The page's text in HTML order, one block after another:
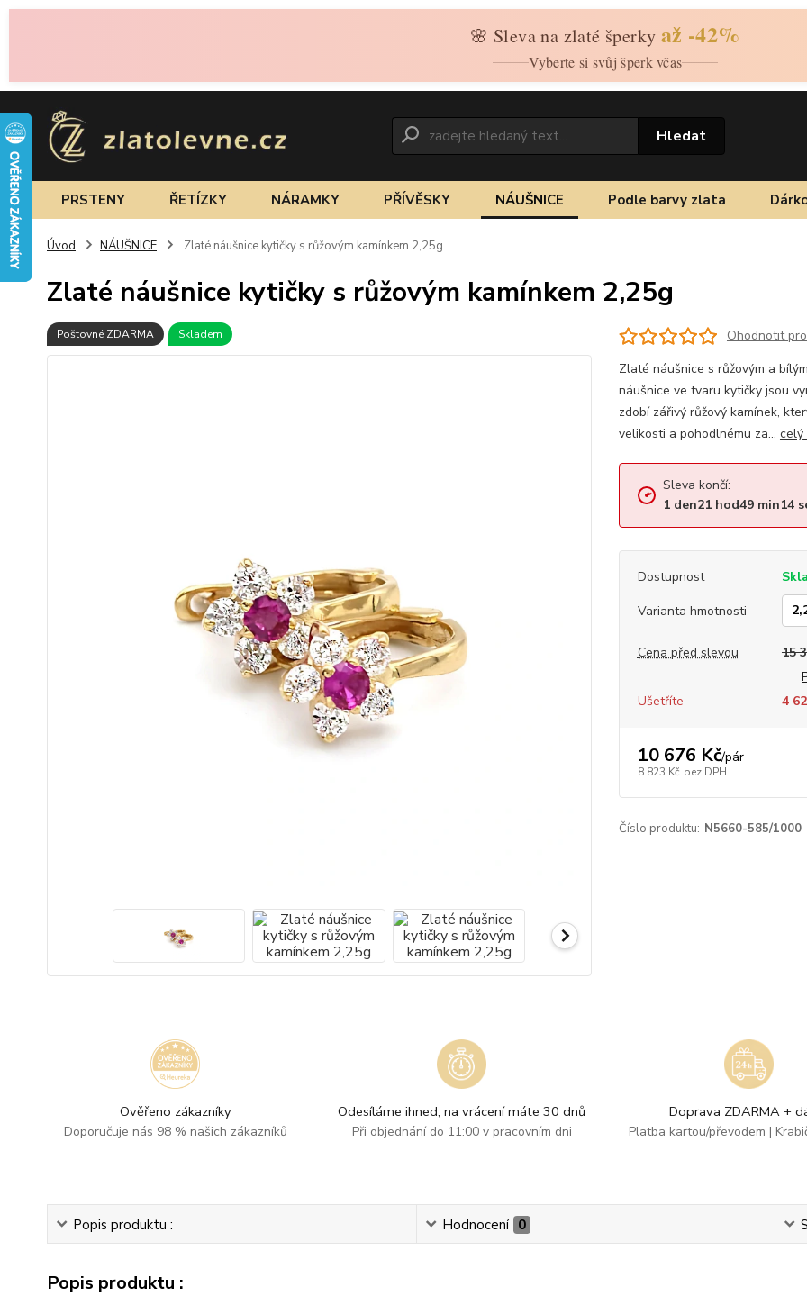
🌸 Sleva na zlaté šperky až -42%
Vyberte si svůj šperk včas
Hledat
PRSTENY ŘETÍZKY NÁRAMKY PŘÍVĚSKY NÁUŠNICE Podle barvy zlata
Úvod NÁUŠNICE Zlaté náušnice kytičky s růžovým kamínkem 2,25g
Zlaté náušnice kytičky s růžovým kamínkem 2,25g
Poštovné ZDARMA Skladem
Ohodnotit
Zlaté náušnice s růžovým a
náušnice ve tvaru kytičky jsou
zdobí zářivý růžový kamínek,
velikosti a pohodlnému za... celý
Sleva končí:
1 den21hod49min13
Dostupnost
Varianta hmotnosti
Cena před slevou
15
Ušetříte
4
10 676 Kč/pár
8 823 Kč bez DPH
Číslo produktu: N5660-585/1000
Ověřeno zákazníky
Doporučuje nás 98 % našich zákazníků
Odesíláme ihned, na vrácení máte 30 dnů
Při objednání do 11:00 v pracovním dni
Doprava ZDARMA +
Platba kartou/převodem |
Popis produktu : Hodnocení 0
Popis produktu :